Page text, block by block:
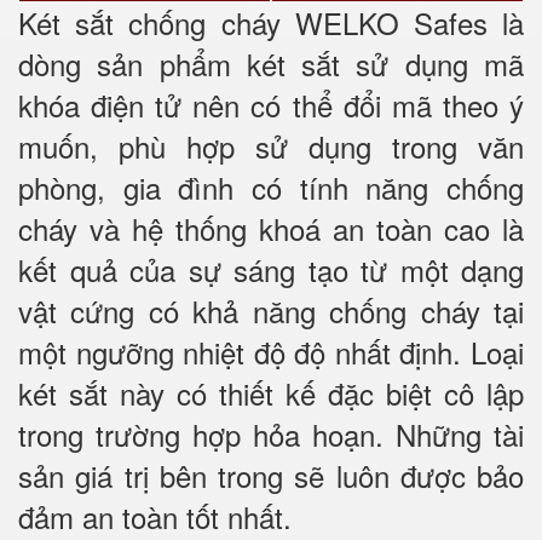
Két sắt chống cháy WELKO Safes là
dòng sản phẩm két sắt sử dụng mã
khóa điện tử nên có thể đổi mã theo ý
muốn, phù hợp sử dụng trong văn
phòng, gia đình có tính năng chống
cháy và hệ thống khoá an toàn cao là
kết quả của sự sáng tạo từ một dạng
vật cứng có khả năng chống cháy tại
một ngưỡng nhiệt độ độ nhất định. Loại
két sắt này có thiết kế đặc biệt cô lập
trong trường hợp hỏa hoạn. Những tài
sản giá trị bên trong sẽ luôn được bảo
đảm an toàn tốt nhất.